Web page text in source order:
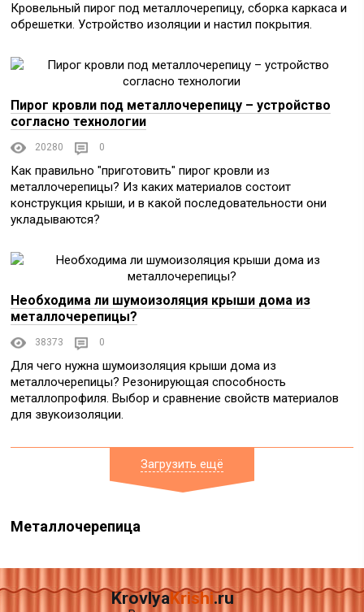
Кровельный пирог под металлочерепицу, сборка каркаса и
обрешетки. Устройство изоляции и настил покрытия.
Пирог кровли под металлочерепицу – устройство
согласно технологии
20280 0
Как правильно "приготовить" пирог кровли из
металлочерепицы? Из каких материалов состоит
конструкция крыши, и в какой последовательности они
укладываются?
Необходима ли шумоизоляция крыши дома из
металлочерепицы?
38373 0
Для чего нужна шумоизоляция крыши дома из
металлочерепицы? Резонирующая способность
металлопрофиля. Выбор и сравнение свойств материалов
для звукоизоляции.
Загрузить ещё
Металлочерепица
KrovlyaKrishi.ru